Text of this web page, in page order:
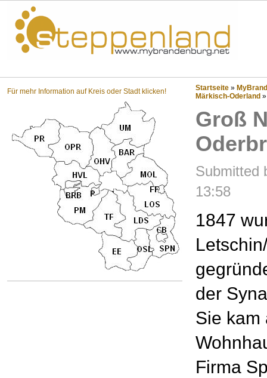
Für mehr Information auf Kreis oder Stadt klicken! Startseite »
Märkisch-Oderland
Groß
Submitted
13:58
1847
der
Sie kam
Firma